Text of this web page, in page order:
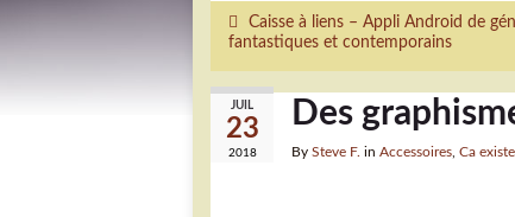
Caisse à liens – Appli Android de
fantastiques et contemporains
JUIL
23
2018
Des
By Steve F. in Accessoires Ca